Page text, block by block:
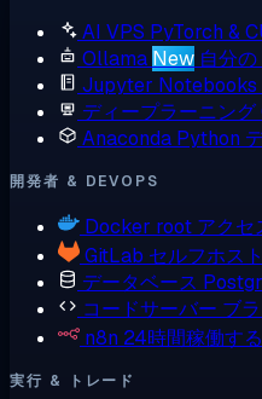
AI VPS PyTorch &
Ollama New 自分
Jupyter Notebooks
ディープラーニング
Anaconda Python
開発者 & DEVOPS
Docker root アクセ
GitLab セルフホス
データベース
コードサーバー ブ
n8n 24時間稼働す
実行 & トレード